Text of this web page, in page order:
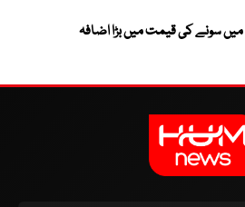
سونے کی قیمت میں بڑا اضافہ